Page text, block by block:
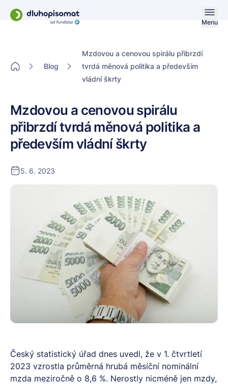
Menu
Blog
Mzdovou a cenovou spirálu přibrzdí
tvrdá měnová politika a především
vládní škrty
5. 6. 2023
Mzdovou a cenovou spirálu
přibrzdí tvrdá měnová politika a
především vládní škrty
Český statistický úřad dnes uvedl, že v 1. čtvrtletí
2023 vzrostla průměrná hrubá měsíční nominální
mzda meziročně o 8,6 %. Nerostly nicméně jen mzdy,